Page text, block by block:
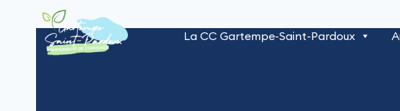
contenu
La CC Gartempe-Saint-Pardoux